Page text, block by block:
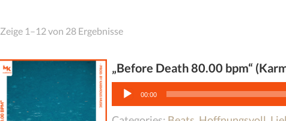
Zeige 1–12 von 28 Ergebnisse
„Before Death 80.00 bpm“
Audio-
Player
00:00